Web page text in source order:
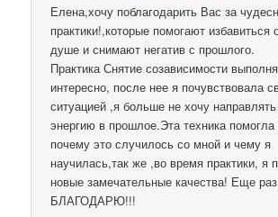
Елена,хочу поблагодарить Вас за
практики!,которые помогают избавиться
душе и снимают негатив с прошлого.
Практика Снятие созависимости
интересно, после нее я почувствовала
ситуацией ,я больше не хочу
энергию в прошлое.Эта техника
почему это случилось со мной и чему я
научилась,так же ,во время практики, я
новые замечательные качества! Еще раз
БЛАГОДАРЮ!!!